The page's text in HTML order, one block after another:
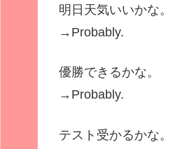
明日天気いいかな。
→ Probably.
優勝できるかな。
→ Probably.
テスト受かるかな。